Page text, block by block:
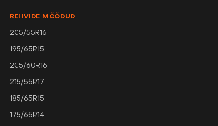
REHVIDE MÕÕDUD
205/55R16
195/65R15
205/60R16
215/55R17
185/65R15
175/65R14